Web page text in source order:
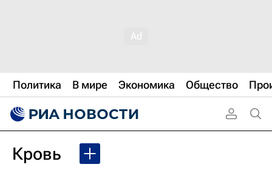
Политика В мире Экономика Общество
Кровь